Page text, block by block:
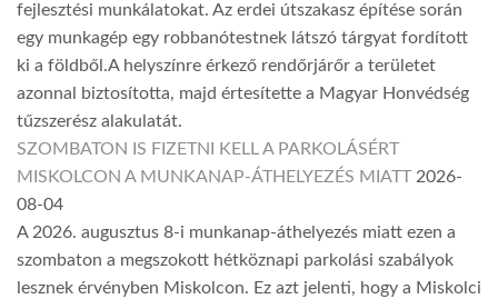
fejlesztési munkálatokat. Az erdei útszakasz építése során
egy munkagép egy robbanótestnek látszó tárgyat fordított
ki a földből.A helyszínre érkező rendőrjárőr a területet
azonnal biztosította, majd értesítette a Magyar Honvédség
tűzszerész alakulatát.
SZOMBATON IS FIZETNI KELL A PARKOLÁSÉRT
MISKOLCON A MUNKANAP-ÁTHELYEZÉS MIATT 2026-
08-04
A 2026. augusztus 8-i munkanap-áthelyezés miatt ezen a
szombaton a megszokott hétköznapi parkolási szabályok
lesznek érvényben Miskolcon. Ez azt jelenti, hogy a Miskolci